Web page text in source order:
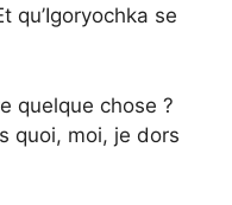
qu’Igoryochka se
quelque chose ?
quoi, moi, je dors